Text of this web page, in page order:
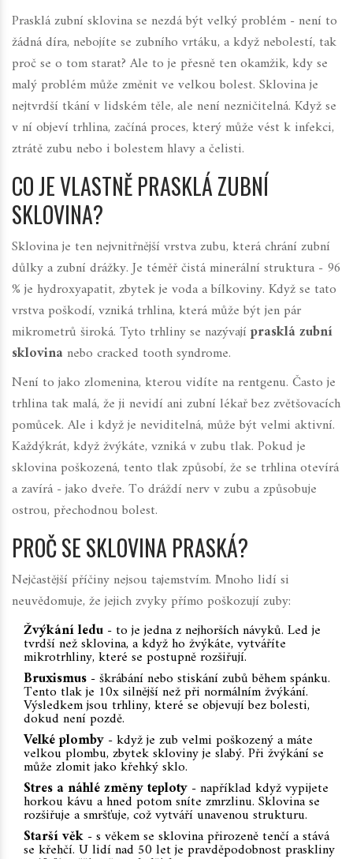
Prasklá zubní sklovina se nezdá být velký problém - není to
žádná díra, nebojíte se zubního vrtáku, a když nebolestí, tak
proč se o tom starat? Ale to je přesně ten okamžik, kdy se
malý problém může změnit ve velkou bolest. Sklovina je
nejtvrdší tkání v lidském těle, ale není nezničitelná. Když se
v ní objeví trhlina, začíná proces, který může vést k infekci,
ztrátě zubu nebo i bolestem hlavy a čelisti.
CO JE VLASTNĚ PRASKLÁ ZUBNÍ
SKLOVINA?
Sklovina je ten nejvnitřnější vrstva zubu, která chrání zubní
důlky a zubní drážky. Je téměř čistá minerální struktura - 96
% je hydroxyapatit, zbytek je voda a bílkoviny. Když se tato
vrstva poškodí, vzniká trhlina, která může být jen pár
mikrometrů široká. Tyto trhliny se nazývají prasklá zubní
sklovina nebo cracked tooth syndrome.
Není to jako zlomenina, kterou vidíte na rentgenu. Často je
trhlina tak malá, že ji nevidí ani zubní lékař bez zvětšovacích
pomůcek. Ale i když je neviditelná, může být velmi aktivní.
Každýkrát, když žvýkáte, vzniká v zubu tlak. Pokud je
sklovina poškozená, tento tlak způsobí, že se trhlina otevírá
a zavírá - jako dveře. To dráždí nerv v zubu a způsobuje
ostrou, přechodnou bolest.
PROČ SE SKLOVINA PRASKÁ?
Nejčastější příčiny nejsou tajemstvím. Mnoho lidí si
neuvědomuje, že jejich zvyky přímo poškozují zuby:
Žvýkání ledu - to je jedna z nejhorších návyků. Led je
tvrdší než sklovina, a když ho žvýkáte, vytváříte
mikrotrhliny, které se postupně rozšiřují.
Bruxismus - škrábání nebo stiskání zubů během spánku.
Tento tlak je 10x silnější než při normálním žvýkání.
Výsledkem jsou trhliny, které se objevují bez bolesti,
dokud není pozdě.
Velké plomby - když je zub velmi poškozený a máte
velkou plombu, zbytek skloviny je slabý. Při žvýkání se
může zlomit jako křehký sklo.
Stres a náhlé změny teploty - například když vypijete
horkou kávu a hned potom sníte zmrzlinu. Sklovina se
rozšiřuje a smršťuje, což vytváří unavenou strukturu.
Starší věk - s věkem se sklovina přirozeně tenčí a stává
se křehčí. U lidí nad 50 let je pravděpodobnost praskliny